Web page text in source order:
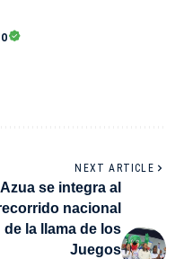
NEXT ARTICLE
Azua se integra al
nacional
de la llama de los
Juegos